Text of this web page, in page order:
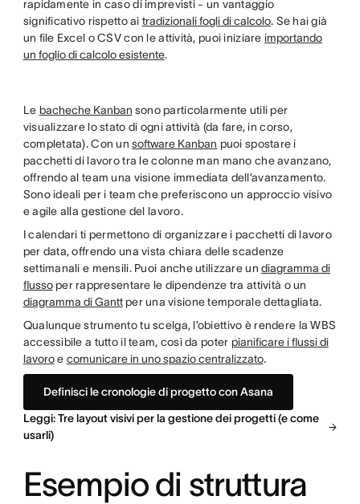
rapidamente in caso di imprevisti - un vantaggio
significativo rispetto ai tradizionali fogli di calcolo. Se hai già
un file Excel o CSV con le attività, puoi iniziare importando
un foglio di calcolo esistente.
Le bacheche Kanban sono particolarmente utili per
visualizzare lo stato di ogni attività (da fare, in corso,
completata). Con unsoftware Kanban puoi spostare i
pacchetti di lavoro tra le colonne man mano che avanzano,
offrendo al team una visione immediata dell’avanzamento.
Sono ideali per i team che preferiscono un approccio visivo
e agile alla gestione del lavoro.
I calendari ti permettono di organizzare i pacchetti di lavoro
per data, offrendo una vista chiara delle scadenze
settimanali e mensili. Puoi anche utilizzare undiagramma di
flussoper rappresentare le dipendenze tra attività o un
diagramma di Ganttper una visione temporale dettagliata.
Qualunque strumento tu scelga, l’obiettivo è rendere la WBS
accessibile a tutto il team, così da poter pianificare i flussi di
lavoroe comunicare in uno spazio centralizzato.
Definisci le cronologie di progetto con Asana
Leggi: Tre layout visivi per la gestione dei progetti (e come
usarli)
Esempio di struttura